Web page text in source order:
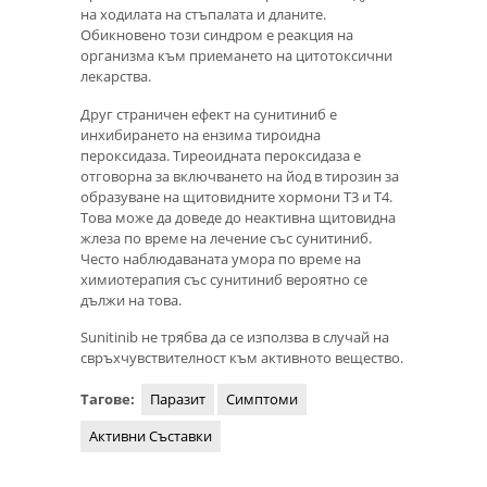
на ходилата на стъпалата и дланите.
Обикновено този синдром е реакция на
организма към приемането на цитотоксични
лекарства.
Друг страничен ефект на сунитиниб е
инхибирането на ензима тироидна
пероксидаза. Тиреоидната пероксидаза е
отговорна за включването на йод в тирозин за
образуване на щитовидните хормони Т3 и Т4.
Това може да доведе до неактивна щитовидна
жлеза по време на лечение със сунитиниб.
Често наблюдаваната умора по време на
химиотерапия със сунитиниб вероятно се
дължи на това.
Sunitinib не трябва да се използва в случай на
свръхчувствителност към активното вещество.
Тагове: Паразит
Симптоми
Активни Съставки